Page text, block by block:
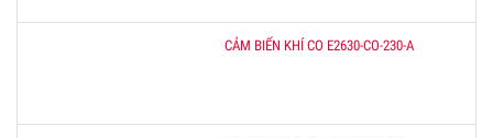
CẢM BIẾN KHÍ CO E2630-CO-230-A